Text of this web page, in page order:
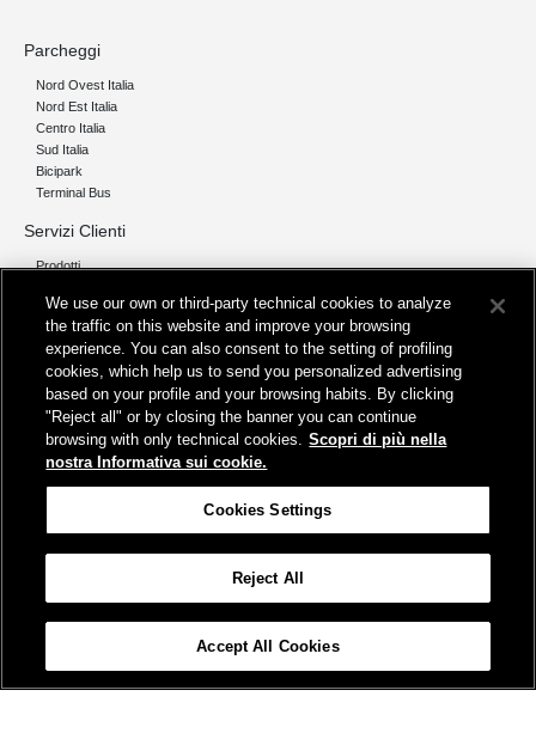
Parcheggi
Nord Ovest Italia
Nord Est Italia
Centro Italia
Sud Italia
Bicipark
Terminal Bus
Servizi Clienti
Prodotti
Chi siamo
I nostri pilastri
Servizi
Info
Protezione Dati Personali
We use our own or third-party technical cookies to analyze
the traffic on this website and improve your browsing
experience. You can also consent to the setting of profiling
cookies, which help us to send you personalized advertising
based on your profile and your browsing habits. By clicking
"Reject all" or by closing the banner you can continue
browsing with only technical cookies. Scopri di più nella
nostra Informativa sui cookie.
Cookies Settings
Reject All
Accept All Cookies